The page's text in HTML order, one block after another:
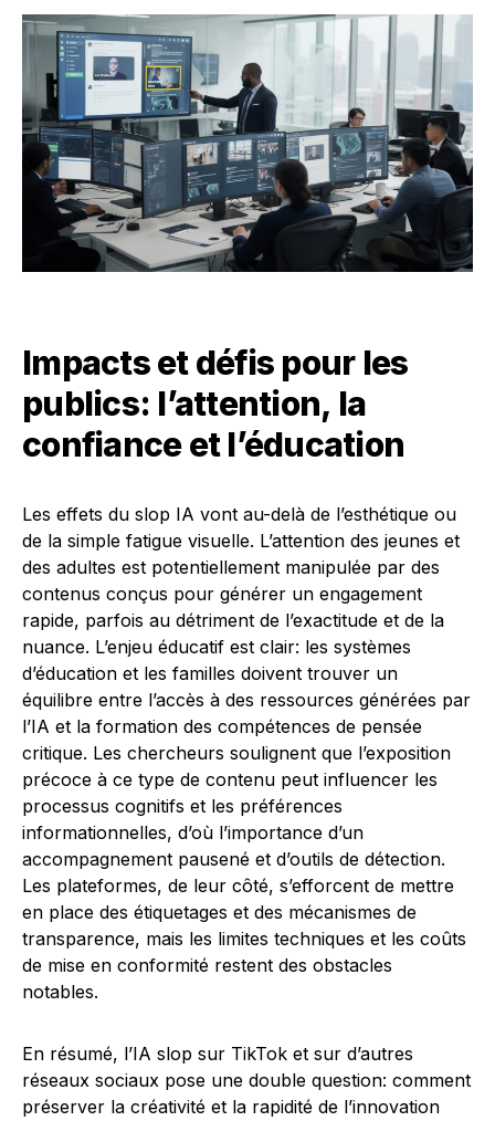
Impacts et défis pour les
publics: l’attention, la
confiance et l’éducation
Les effets du slop IA vont au-delà de l’esthétique ou
de la simple fatigue visuelle. L’attention des jeunes et
des adultes est potentiellement manipulée par des
contenus conçus pour générer un engagement
rapide, parfois au détriment de l’exactitude et de la
nuance. L’enjeu éducatif est clair: les systèmes
d’éducation et les familles doivent trouver un
équilibre entre l’accès à des ressources générées par
l’IA et la formation des compétences de pensée
critique. Les chercheurs soulignent que l’exposition
précoce à ce type de contenu peut influencer les
processus cognitifs et les préférences
informationnelles, d’où l’importance d’un
accompagnement pausené et d’outils de détection.
Les plateformes, de leur côté, s’efforcent de mettre
en place des étiquetages et des mécanismes de
transparence, mais les limites techniques et les coûts
de mise en conformité restent des obstacles
notables.
En résumé, l’IA slop sur TikTok et sur d’autres
réseaux sociaux pose une double question: comment
préserver la créativité et la rapidité de l’innovation